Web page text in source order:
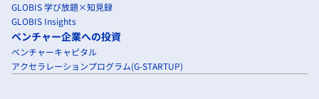
GLOBIS 学び放題×知見録
GLOBIS Insights
ベンチャー企業への投資
ベンチャーキャピタル
アクセラレーションプログラム(G-STARTUP)